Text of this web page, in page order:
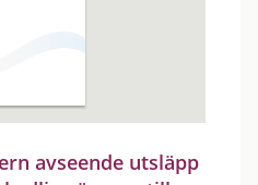
avseende utsläpp